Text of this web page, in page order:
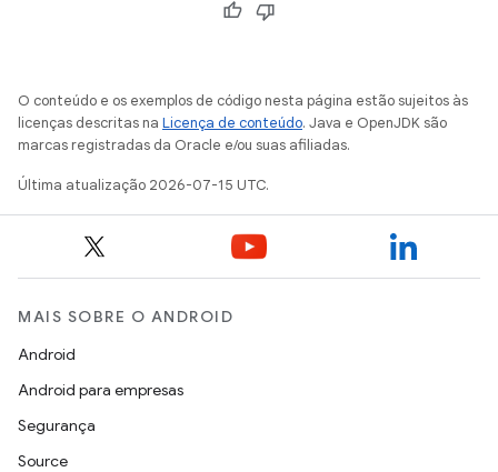
O conteúdo e os exemplos de código nesta página estão sujeitos às
licenças descritas na Licença de conteúdo. Java e OpenJDK são
marcas registradas da Oracle e/ou suas afiliadas.
Última atualização 2026-07-15 UTC.
MAIS SOBRE O ANDROID
Android
Android para empresas
Segurança
Source